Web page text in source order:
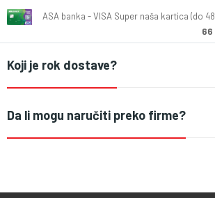
ASA banka - VISA Super naša kartica (do
66
Koji je rok dostave?
Da li mogu naručiti preko firme?